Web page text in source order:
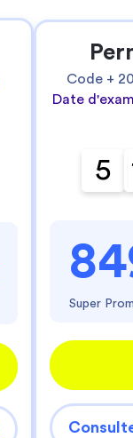
Code +
Date
5
Super